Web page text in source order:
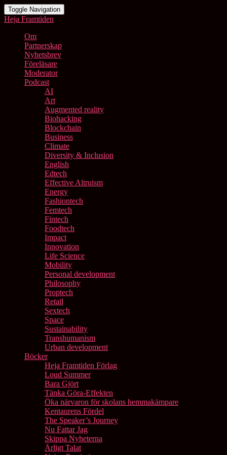
Toggle Navigation
Heja Framtiden
Om
Partnerskap
Nyhetsbrev
Föreläsare
Moderator
Podcast
AI
Art
Augmented reality
Biohacking
Blockchain
Business
Climate
Diversity & Inclusion
English
Edtech
Effective Altruism
Energy
Fashiontech
Femtech
Fintech
Foodtech
Impact
Innovation
Life Science
Mobility
Personal development
Philosophy
Proptech
Retail
Sextech
Space
Sustainability
Transhumanism
Urban development
Böcker
Heja Framtiden Förlag
Loud Summer
Bara Gjört
Tänka Göra-Effekten
Öka närvaron för skolans hemmakämpare
Kentaurens Fördel
The Speaker’s Journey
Nu Fattar Jag
Skippa Nyheterna
Ärligt Talat